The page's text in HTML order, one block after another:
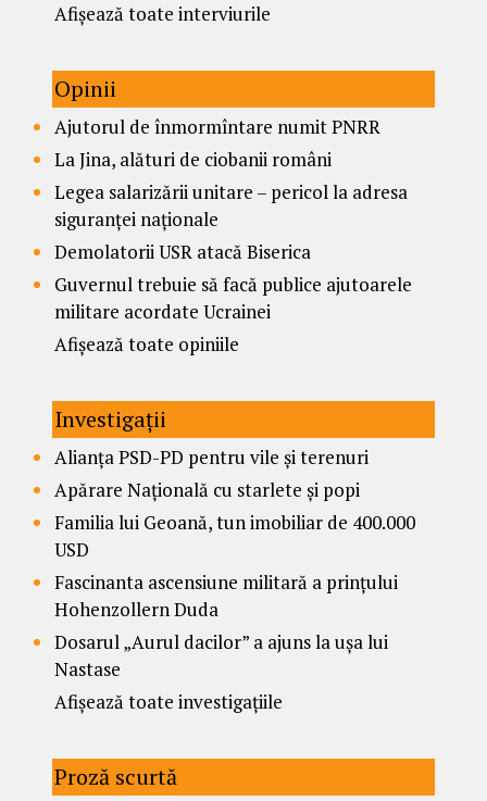
Afișează toate interviurile
Opinii
Ajutorul de înmormîntare numit PNRR
La Jina, alături de ciobanii români
Legea salarizării unitare – pericol la adresa
siguranței naționale
Demolatorii USR atacă Biserica
Guvernul trebuie să facă publice ajutoarele
militare acordate Ucrainei
Afișează toate opiniile
Investigații
Alianța PSD-PD pentru vile și terenuri
Apărare Națională cu starlete și popi
Familia lui Geoană, tun imobiliar de 400.000
USD
Fascinanta ascensiune militară a prințului
Hohenzollern Duda
Dosarul „Aurul dacilor” a ajuns la ușa lui
Nastase
Afișează toate investigațiile
Proză scurtă